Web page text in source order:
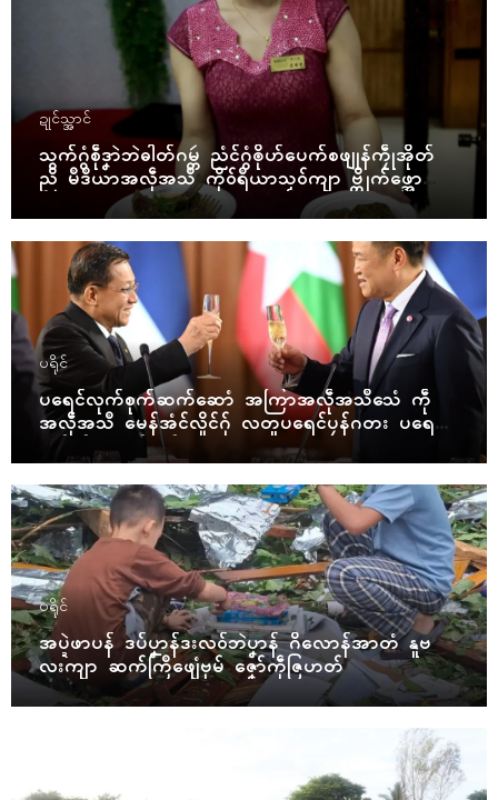
ဍုၚ်သ္အာၚ်
သွက်ဂွံစဵုဒၞာဲဘဲဓါတ်ဂမ္တဴ ညံၚ်ဂွံၜိုဟ်ပေက်စဖျုန်ကၠဵုအိုတ်
ညိ မဳဒဳယာအလဵုအသဳ ကိုဝ်ရဳယာသၟဝ်ကျာ ဗ္တိုက်ဖ္အော
ပရိုၚ်
ပရေၚ်လုက်စုက်ဆက်ဆောံ အကြာအလဵုအသဳသေံ ကဵု
အလဵုအသဳ မေန်အံၚ်လှိုၚ်ဂှ် လတူပရေၚ်ပၠန်ဂတး ပရေၚ်ဇီု
ကပိုက် နွံကၠုၚ်မာန်ဟာ
ပရိုၚ်
အပ္ဍဲဖာပန် ဒပ်ပၞာန်ဒးလဝ်ဘဲပၞာန် ဂိလောန်အာတံ နူဗ
လးကျာ ဆက်ကြဳဖျေံဗုမ် ဇၞော်ကဵုဇြဟတ်